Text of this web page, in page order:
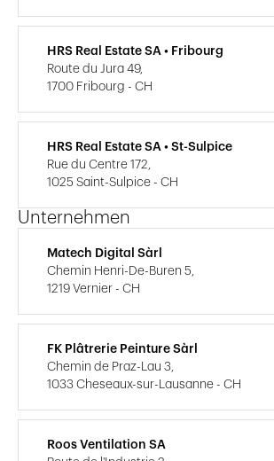
HRS Real Estate SA • Fribourg
Route du Jura 49,
1700 Fribourg - CH
HRS Real Estate SA • St-Sulpice
Rue du Centre 172,
1025 Saint-Sulpice - CH
Unternehmen
Matech Digital Sàrl
Chemin Henri-De-Buren 5,
1219 Vernier - CH
FK Plâtrerie Peinture Sàrl
Chemin de Praz-Lau 3,
1033 Cheseaux-sur-Lausanne - CH
Roos Ventilation SA